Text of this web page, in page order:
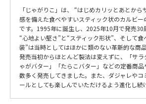
「じゃがりこ」は、 “はじめカリッとあとか
感を備えた食べやすいスティック状のカルビ
です。1995年に誕生し、2025年10月で発売30
“心地よい堅さ”と“スティック形状”、そして食
装”は当時としてはほかに類のない革新的な商品
発売当初からほとんど製法は変えずに、「サラ
ゃがバター」「たらこバター」などの定番商
数多く発売してきました。また、ダジャレやコ
ールとしても楽しんでいただけるよう進化し続